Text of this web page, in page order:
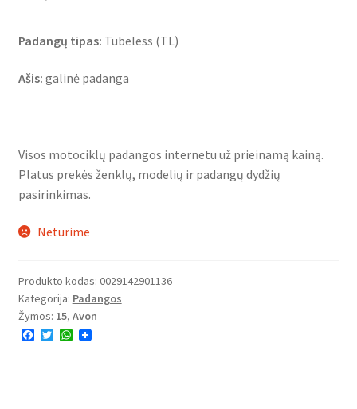
Padangų tipas: Tubeless (TL)
Ašis: galinė padanga
Visos motociklų padangos internetu už prieinamą kainą.
Platus prekės ženklų, modelių ir padangų dydžių
pasirinkimas.
Neturime
Produkto kodas: 0029142901136
Kategorija: Padangos
Žymos: 15, Avon
F
T
W